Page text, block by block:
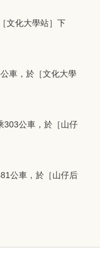
文化大學站］下
車，於［文化大學
303公車，於［山仔
公車，於［山仔后